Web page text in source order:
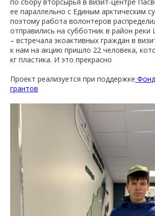
ее параллельно с Единым арктическим
поэтому работа волонтеров
отправились на субботник в район реки
– встречала экоактивных граждан в
к нам на акцию пришло 22 человека,
кг пластика. И это прекрасно
Проект реализуется при поддержке
грантов